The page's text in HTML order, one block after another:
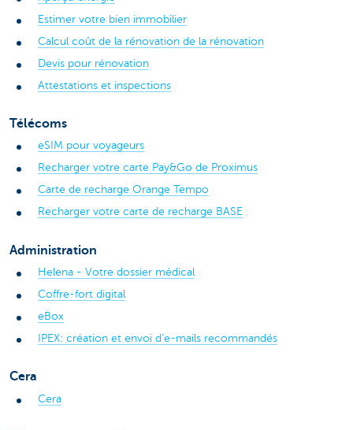
Estimer votre bien immobilier
Calcul coût de la rénovation de la rénovation
Devis pour rénovation
Attestations et inspections
Télécoms
eSIM pour voyageurs
Recharger votre carte Pay&Go de Proximus
Carte de recharge Orange Tempo
Recharger votre carte de recharge BASE
Administration
Helena - Votre dossier médical
Coffre-fort digital
eBox
IPEX: création et envoi d’e-mails recommandés
Cera
Cera